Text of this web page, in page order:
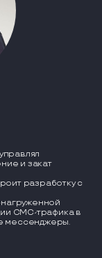
и закат
разработку с
СМС-трафика в
мессенджеры.